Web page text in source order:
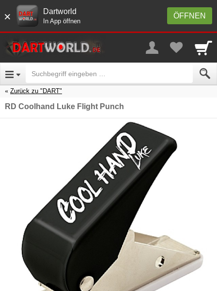
× ÖFFNEN
Dartworld
In App öffnen
Zurück zu "DART"
RD Coolhand Luke Flight Punch